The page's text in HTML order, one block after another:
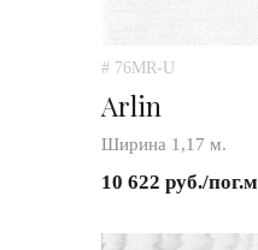
# 76MR-U
Arlin
Ширина 1,17 м.
10 622 руб./пог.м